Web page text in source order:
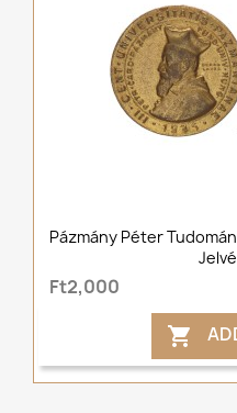
Pázmány Péter
Ft2,000
